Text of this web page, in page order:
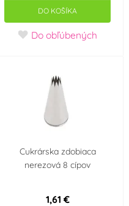
DO KOŠÍKA
Do obľúbených
Cukrárska zdobiaca
nerezová 8 cípov
1,61 €